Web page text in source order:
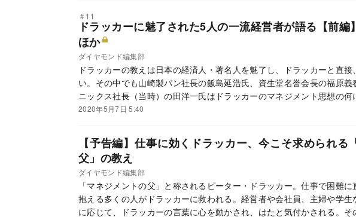
＃11
ドラッカーに魅了された5人の一流経営者が語る【前編
ほか
ダイヤモンド編集部
ドラッカーの教えは日本の経済人・著名人を魅了し、ドラッカーと直
い。その中でも山崎製パン社長の飯島延浩氏、資生堂名誉会長の福原義
ニックス社長（当時）の田洋一氏はドラッカーのマネジメント思想の何
たのか。
2020年5月7日 5:40
【予告編】仕事に効くドラッカー、今こそ求められる
父」の教え
ダイヤモンド編集部
「マネジメントの父」と称されるピーター・ドラッカー。仕事で困難
抱える多くの人がドラッカーに救われる。経営者や会社員、主婦や学生
に応じて、ドラッカーの言葉に心を動かされ、はたと気付かされる。そ